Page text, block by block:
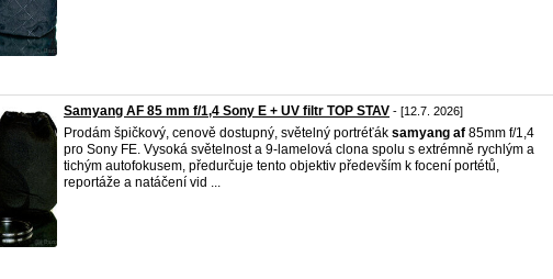
Samyang AF 85 mm f/1,4 Sony E + UV filtr TOP STAV - [12.7. 2026]
Prodám špičkový, cenově dostupný, světelný portréťák samyang af 85mm f/1,4
pro Sony FE. Vysoká světelnost a 9-lamelová clona spolu s extrémně rychlým a
tichým autofokusem, předurčuje tento objektiv především k focení portétů,
reportáže a natáčení vid ...